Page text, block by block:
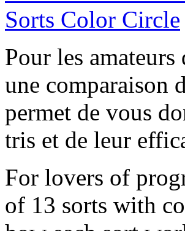
Pour les
une comparaison
permet de vous
tris et de leur
For lovers of
of 13 sorts with